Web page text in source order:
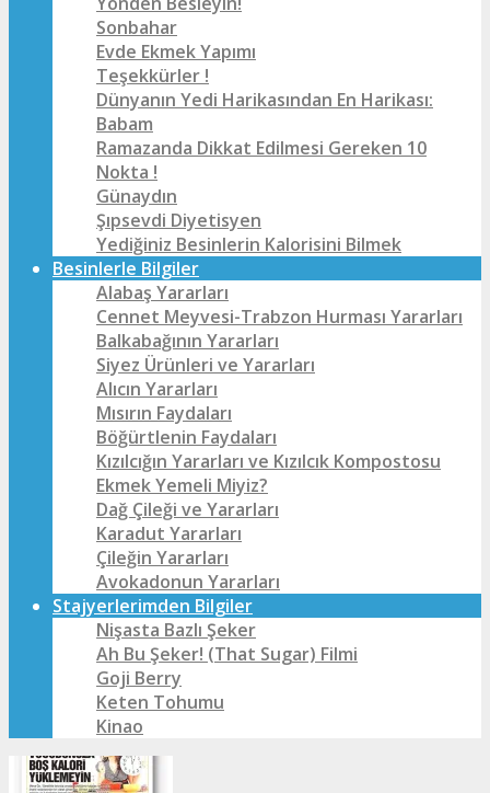
Sonbahar
Evde Ekmek Yapımı
Teşekkürler !
Dünyanın Yedi Harikasından En Harikası:
Babam
Ramazanda Dikkat Edilmesi Gereken 10
Nokta !
Günaydın
Şıpsevdi Diyetisyen
Yediğiniz Besinlerin Kalorisini Bilmek
Besinlerle Bilgiler
Alabaş Yararları
Cennet Meyvesi-Trabzon Hurması Yararları
Balkabağının Yararları
Siyez Ürünleri ve Yararları
Alıcın Yararları
Mısırın Faydaları
Böğürtlenin Faydaları
Kızılcığın Yararları ve Kızılcık Kompostosu
Ekmek Yemeli Miyiz?
Dağ Çileği ve Yararları
Karadut Yararları
Çileğin Yararları
Avokadonun Yararları
Stajyerlerimden Bilgiler
Nişasta Bazlı Şeker
Ah Bu Şeker! (That Sugar) Filmi
Goji Berry
Keten Tohumu
Kinao